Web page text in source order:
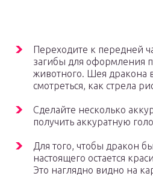
Переходите к передней
загибы для оформления
животного. Шея дракона
смотреться, как стрела
Сделайте несколько
получить аккуратную
Для того, чтобы дракон
настоящего остается
Это наглядно видно на